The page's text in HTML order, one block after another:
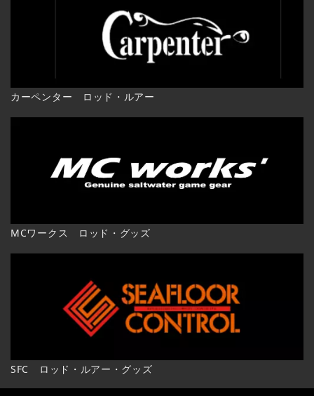
カーペンター ロッド・ルアー
MCワークス ロッド・グッズ
SFC ロッド・ルアー・グッズ